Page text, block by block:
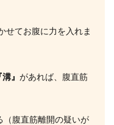
せてお腹に力を入れま
』 があれば、腹直筋
腹直筋離開の疑いが